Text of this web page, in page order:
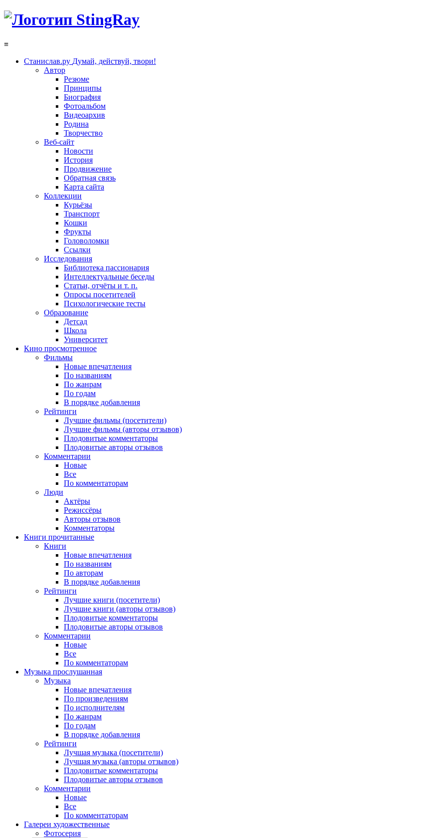
≡
Станислав.ру Думай, действуй, твори!
Автор
Резюме
Принципы
Биография
Фотоальбом
Видеоархив
Родина
Творчество
Веб-сайт
Новости
История
Продвижение
Обратная связь
Карта сайта
Коллекции
Курьёзы
Транспорт
Кошки
Фрукты
Головоломки
Ссылки
Исследования
Библиотека пассионария
Интеллектуальные беседы
Статьи, отчёты и т. п.
Опросы посетителей
Психологические тесты
Образование
Детсад
Школа
Университет
Кино просмотренное
Фильмы
Новые впечатления
По названиям
По жанрам
По годам
В порядке добавления
Рейтинги
Лучшие фильмы (посетители)
Лучшие фильмы (авторы отзывов)
Плодовитые комментаторы
Плодовитые авторы отзывов
Комментарии
Новые
Все
По комментаторам
Люди
Актёры
Режиссёры
Авторы отзывов
Комментаторы
Книги прочитанные
Книги
Новые впечатления
По названиям
По авторам
В порядке добавления
Рейтинги
Лучшие книги (посетители)
Лучшие книги (авторы отзывов)
Плодовитые комментаторы
Плодовитые авторы отзывов
Комментарии
Новые
Все
По комментаторам
Музыка прослушанная
Музыка
Новые впечатления
По произведениям
По исполнителям
По жанрам
По годам
В порядке добавления
Рейтинги
Лучшая музыка (посетители)
Лучшая музыка (авторы отзывов)
Плодовитые комментаторы
Плодовитые авторы отзывов
Комментарии
Новые
Все
По комментаторам
Галереи художественные
Фотосерия